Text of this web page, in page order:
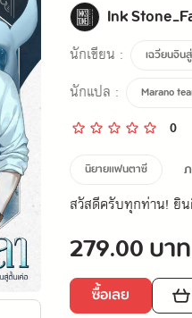
Ink
นักเขียน : เฉวียนจิน
นักแปล : Marano
0
นิยายแฟนตาซี
สวัสดีครับทุกท่าน! ยิ
279.00 บาท
ซื้อเลย